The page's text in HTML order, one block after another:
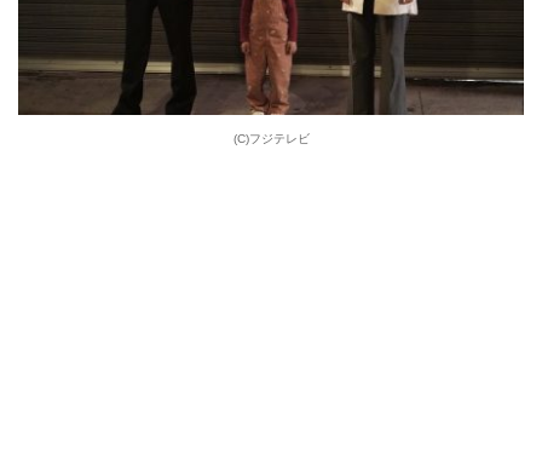
(C)フジテレビ